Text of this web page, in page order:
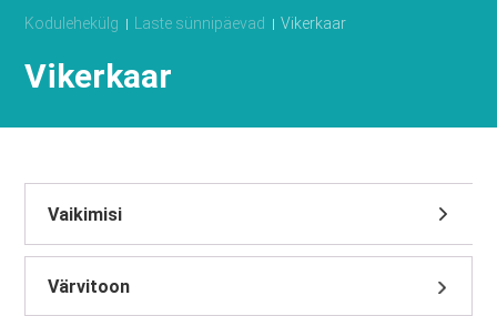
Kodulehekülg Laste sünnipäevad Vikerkaar
Vikerkaar
Värvitoon